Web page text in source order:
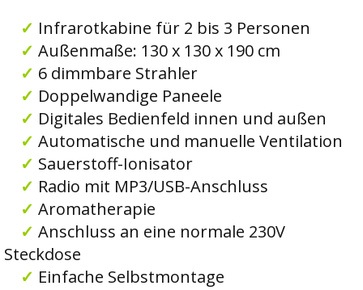
✓ Infrarotkabine für 2 bis 3 Personen
✓ Außenmaße: 130 x 130 x 190 cm
✓ 6 dimmbare Strahler
✓ Doppelwandige Paneele
✓ Digitales Bedienfeld innen und außen
✓ Automatische und manuelle Ventilation
✓ Sauerstoff-Ionisator
✓ Radio mit MP3/USB-Anschluss
✓ Aromatherapie
✓ Anschluss an eine normale 230V
Steckdose
✓ Einfache Selbstmontage